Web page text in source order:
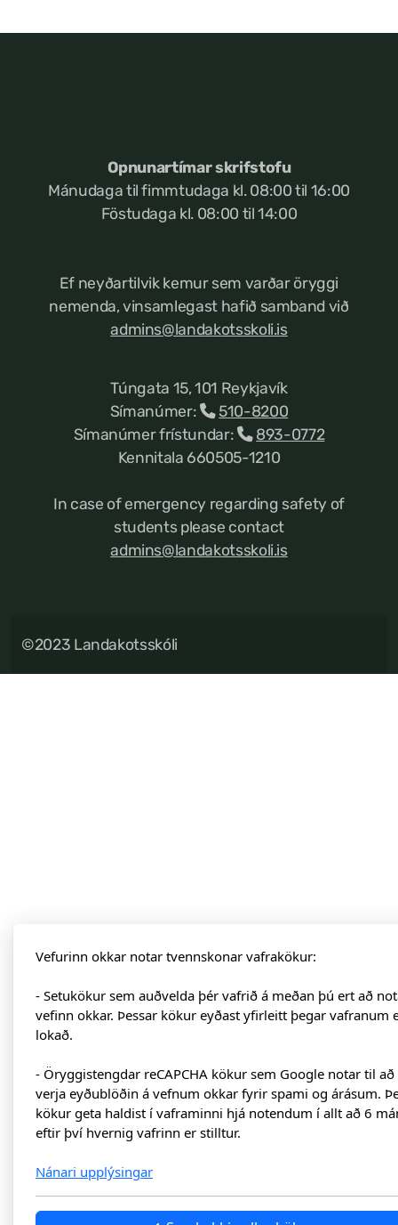
Opnunartímar skrifstofu
Mánudaga til fimmtudaga kl. 08:00 til 16:00
Föstudaga kl. 08:00 til 14:00
Ef neyðartilvik kemur sem varðar öryggi
nemenda, vinsamlegast hafið samband við
admins@landakotsskoli.is
Túngata 15, 101 Reykjavík
Símanúmer:
510-8200
Símanúmer frístundar:
893-0772
Kennitala 660505-1210
In case of emergency regarding safety of
students please contact
admins@landakotsskoli.is
©2023 Landakotsskóli
Vefurinn okkar notar tvennskonar vafrakökur:
- Setukökur sem auðvelda þér vafrið á meðan þú ert að
vefinn okkar. Þessar kökur eyðast yfirleitt þegar vafranum
lokað.
- Öryggistengdar reCAPCHA kökur sem Google notar til að
verja eyðublöðin á vefnum okkar fyrir spami og árásum.
kökur geta haldist í vaframinni hjá notendum í allt að 6
eftir því hvernig vafrinn er stilltur.
Nánari upplýsingar